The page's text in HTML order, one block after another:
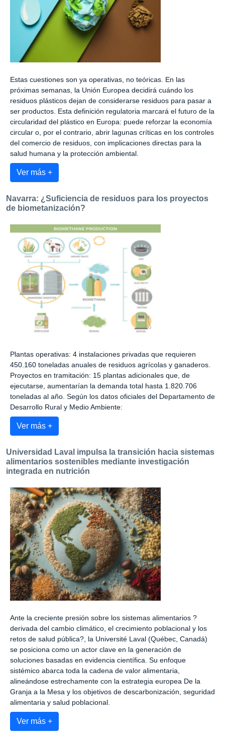
Estas cuestiones son ya operativas, no teóricas. En las
próximas semanas, la Unión Europea decidirá cuándo los
residuos plásticos dejan de considerarse residuos para pasar a
ser productos. Esta definición regulatoria marcará el futuro de la
circularidad del plástico en Europa: puede reforzar la economía
circular o, por el contrario, abrir lagunas críticas en los controles
del comercio de residuos, con implicaciones directas para la
salud humana y la protección ambiental.
Ver más +
Navarra: ¿Suficiencia de residuos para los proyectos
de biometanización?
Plantas operativas: 4 instalaciones privadas que requieren
450.160 toneladas anuales de residuos agrícolas y ganaderos.
Proyectos en tramitación: 15 plantas adicionales que, de
ejecutarse, aumentarían la demanda total hasta 1.820.706
toneladas al año. Según los datos oficiales del Departamento de
Desarrollo Rural y Medio Ambiente:
Ver más +
Universidad Laval impulsa la transición hacia sistemas
alimentarios sostenibles mediante investigación
integrada en nutrición
Ante la creciente presión sobre los sistemas alimentarios ?
derivada del cambio climático, el crecimiento poblacional y los
retos de salud pública?, la Université Laval (Québec, Canadá)
se posiciona como un actor clave en la generación de
soluciones basadas en evidencia científica. Su enfoque
sistémico abarca toda la cadena de valor alimentaria,
alineándose estrechamente con la estrategia europea De la
Granja a la Mesa y los objetivos de descarbonización, seguridad
alimentaria y salud poblacional.
Ver más +